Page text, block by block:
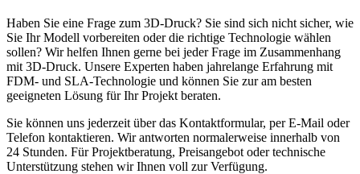
Haben Sie eine Frage zum 3D-Druck? Sie sind sich nicht sicher, wie
Sie Ihr Modell vorbereiten oder die richtige Technologie wählen
sollen? Wir helfen Ihnen gerne bei jeder Frage im Zusammenhang
mit 3D-Druck. Unsere Experten haben jahrelange Erfahrung mit
FDM- und SLA-Technologie und können Sie zur am besten
geeigneten Lösung für Ihr Projekt beraten.
Sie können uns jederzeit über das Kontaktformular, per E-Mail oder
Telefon kontaktieren. Wir antworten normalerweise innerhalb von
24 Stunden. Für Projektberatung, Preisangebot oder technische
Unterstützung stehen wir Ihnen voll zur Verfügung.